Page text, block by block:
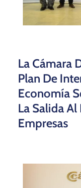
La Cámara
Plan De
Economía
La Salida
Empresas